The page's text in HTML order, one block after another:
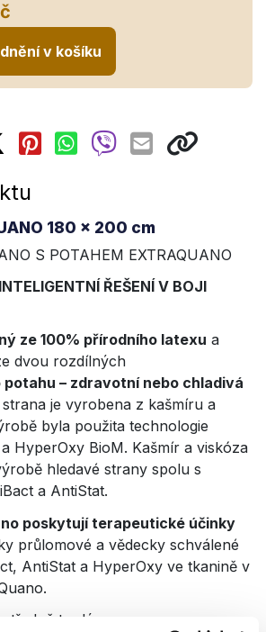
v košíku
180 x 200 cm
S POTAHEM EXTRAQUANO
ŘEŠENÍ V BOJI
ze 100% přírodního latexu a
dvou rozdílných
– zdravotní nebo chladivá
je vyrobena z kašmíru a
byla použita technologie
HyperOxy BioM. Kašmír a viskóza
hledavé strany spolu s
a AntiStat.
poskytují terapeutické účinky
průlomové a vědecky schválené
AntiStat a HyperOxy ve tkanině v
: středně tvrdý